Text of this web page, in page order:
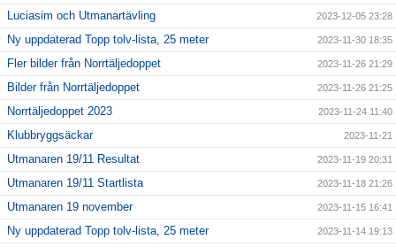
Luciasim och Utmanartävling 2023-12-05 23:28
Ny uppdaterad Topp tolv-lista, 25 meter 2023-11-30 18:35
Fler bilder från Norrtäljedoppet 2023-11-26 21:29
Bilder från Norrtäljedoppet 2023-11-26 21:25
Norrtäljedoppet 2023 2023-11-24 11:40
Klubbryggsäckar 2023-11-21
Utmanaren 19/11 Resultat 2023-11-19 20:31
Utmanaren 19/11 Startlista 2023-11-18 21:26
Utmanaren 19 november 2023-11-15 16:41
Ny uppdaterad Topp tolv-lista, 25 meter 2023-11-14 19:13